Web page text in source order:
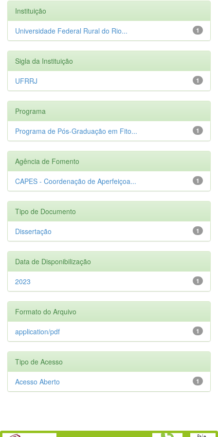
Instituição
1
Universidade Federal Rural do Rio...
Sigla da Instituição
1
UFRRJ
Programa
1
Programa de Pós-Graduação em Fito...
Agência de Fomento
1
CAPES - Coordenação de Aperfeiçoa...
Tipo de Documento
1
Dissertação
Data de Disponibilização
1
2023
Formato do Arquivo
1
application/pdf
Tipo de Acesso
1
Acesso Aberto